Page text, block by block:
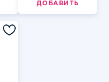
ДОБАВИТЬ